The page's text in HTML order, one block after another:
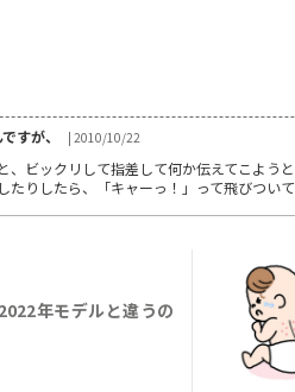
すが、
| 2010/10/22
ビックリして指差して何か伝えてこよう
りしたら、「キャーっ！」って飛びつい
年モデルと違うの